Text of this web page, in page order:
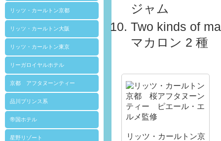
リッツ・カールトン京都
リッツ・カールトン大阪
リッツ・カールトン東京
リーガロイヤルホテル
京都 アフタヌーンティー
品川プリンス系
帝国ホテル
星野リゾート
ジャム
Two kinds of
マカロン 2 種
リッツ・カールトン京